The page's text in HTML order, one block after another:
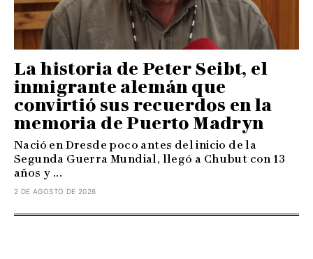
La historia de Peter Seibt, el
inmigrante alemán que
convirtió sus recuerdos en la
memoria de Puerto Madryn
Nació en Dresde poco antes del inicio de la
Segunda Guerra Mundial, llegó a Chubut con 13
años y ...
2 DE AGOSTO DE 2026